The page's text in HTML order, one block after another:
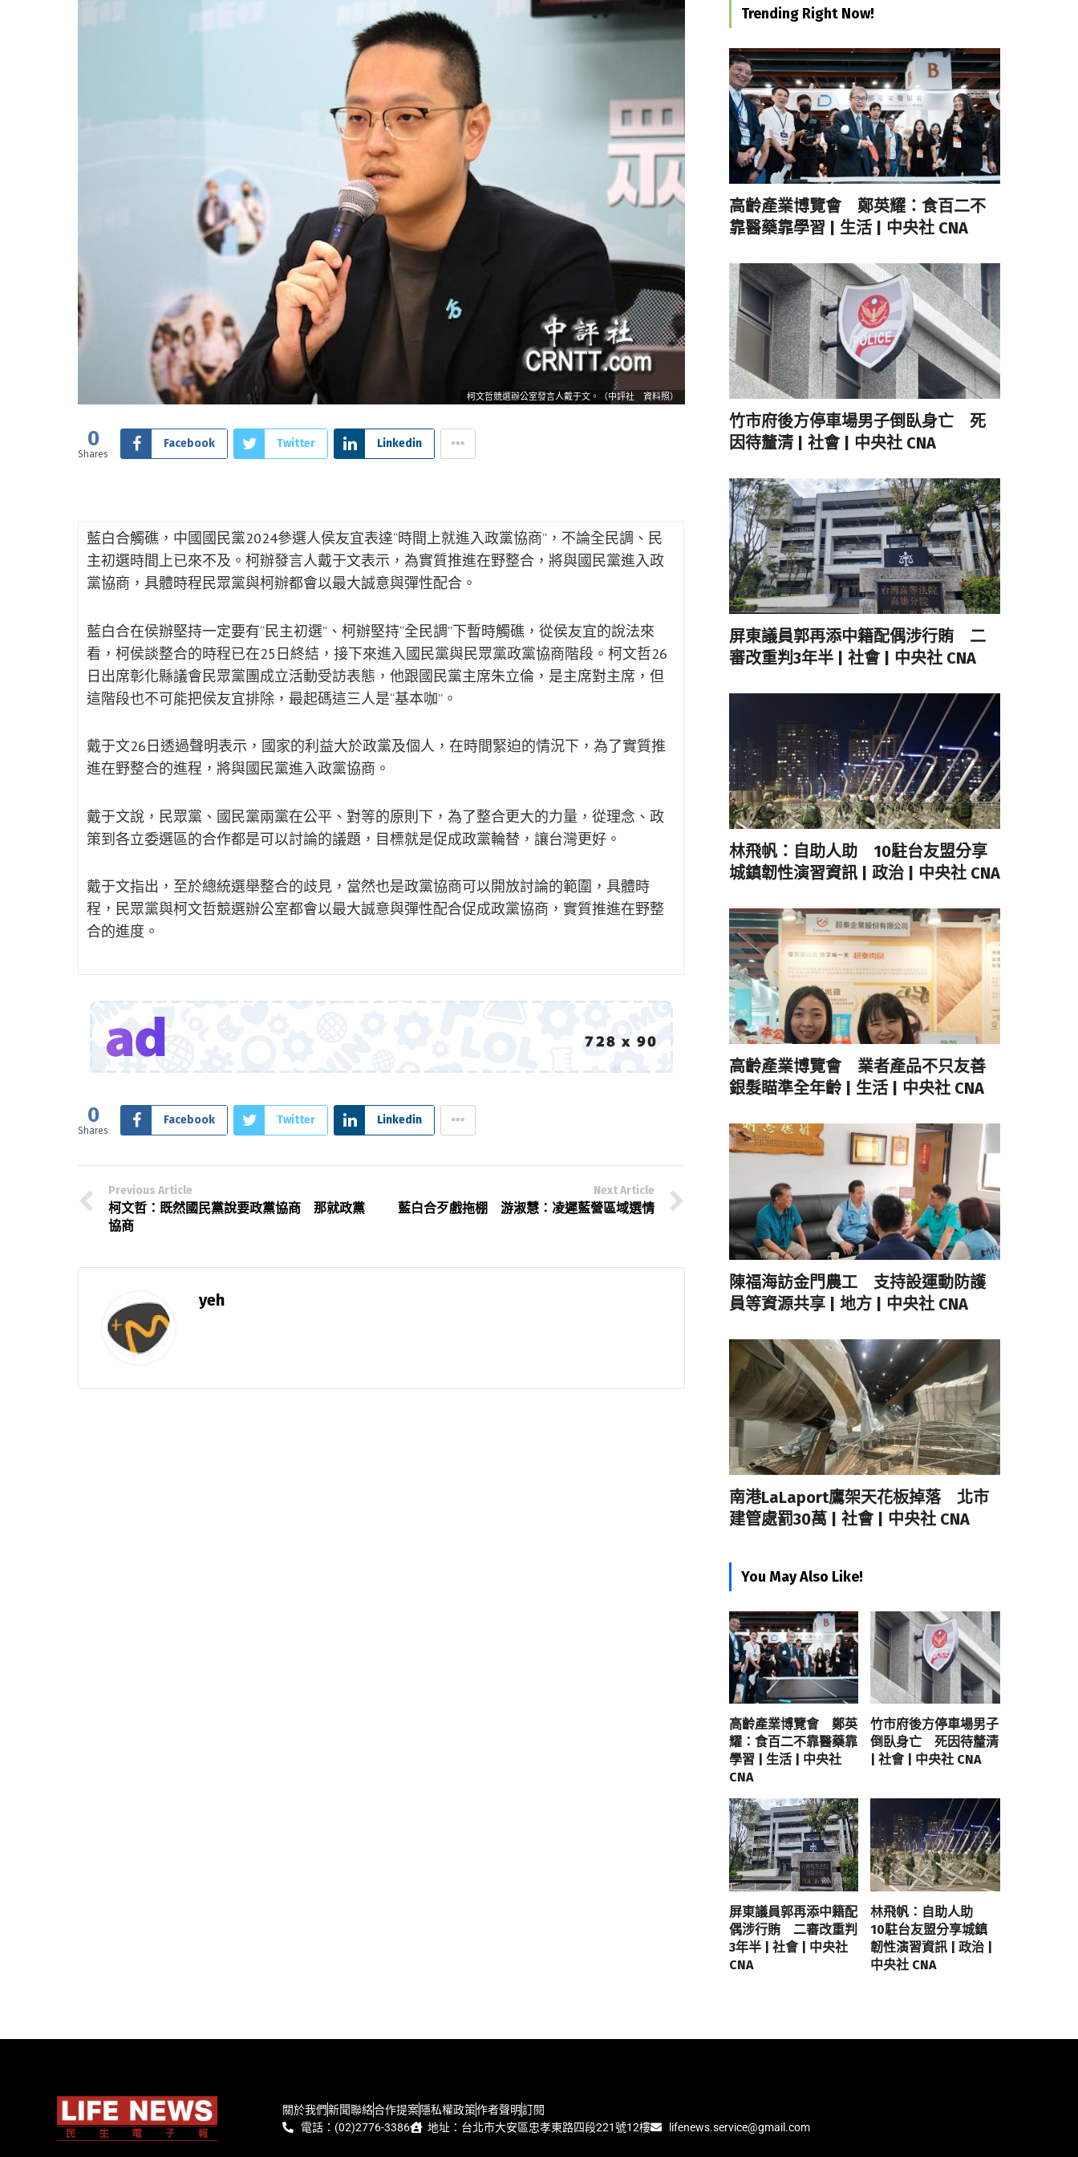
柯文哲競選辦公室發言人戴于文。（中評社 資料照）
0
Shares
Facebook Twitter Linkedin
藍白合觸礁，中國國民黨2024參選人侯友宜表達“時間上就進入政黨協商”，不論全民調、民
主初選時間上已來不及。柯辦發言人戴于文表示，為實質推進在野整合，將與國民黨進入政
黨協商，具體時程民眾黨與柯辦都會以最大誠意與彈性配合。
藍白合在侯辦堅持一定要有“民主初選”、柯辦堅持“全民調”下暫時觸礁，從侯友宜的說法來
看，柯侯談整合的時程已在25日終結，接下來進入國民黨與民眾黨政黨協商階段。柯文哲26
日出席彰化縣議會民眾黨團成立活動受訪表態，他跟國民黨主席朱立倫，是主席對主席，但
這階段也不可能把侯友宜排除，最起碼這三人是“基本咖”。
戴于文26日透過聲明表示，國家的利益大於政黨及個人，在時間緊迫的情況下，為了實質推
進在野整合的進程，將與國民黨進入政黨協商。
戴于文說，民眾黨、國民黨兩黨在公平、對等的原則下，為了整合更大的力量，從理念、政
策到各立委選區的合作都是可以討論的議題，目標就是促成政黨輪替，讓台灣更好。
戴于文指出，至於總統選舉整合的歧見，當然也是政黨協商可以開放討論的範圍，具體時
程，民眾黨與柯文哲競選辦公室都會以最大誠意與彈性配合促成政黨協商，實質推進在野整
合的進度。
0
Shares
Facebook Twitter Linkedin
Previous Article
柯文哲：既然國民黨說要政黨協商 那就政黨
協商
Next Article
藍白合歹戲拖棚 游淑慧：凌遲藍營區域選情
yeh
Trending Right Now!
高齡產業博覽會 鄭英耀：食百二不
靠醫藥靠學習 | 生活 | 中央社 CNA
竹市府後方停車場男子倒臥身亡 死
因待釐清 | 社會 | 中央社 CNA
屏東議員郭再添中籍配偶涉行賄 二
審改重判3年半 | 社會 | 中央社 CNA
林飛帆：自助人助 10駐台友盟分享
城鎮韌性演習資訊 | 政治 | 中央社 CNA
高齡產業博覽會 業者產品不只友善
銀髮瞄準全年齡 | 生活 | 中央社 CNA
陳福海訪金門農工 支持設運動防護
員等資源共享 | 地方 | 中央社 CNA
南港LaLaport鷹架天花板掉落 北市
建管處罰30萬 | 社會 | 中央社 CNA
You May Also Like!
高齡產業博覽會 鄭英
耀：食百二不靠醫藥靠
學習 | 生活 | 中央社
CNA
竹市府後方停車場男子
倒臥身亡 死因待釐清
| 社會 | 中央社 CNA
屏東議員郭再添中籍配
偶涉行賄 二審改重判
3年半 | 社會 | 中央社
CNA
林飛帆：自助人助
10駐台友盟分享城鎮
韌性演習資訊 | 政治 |
中央社 CNA
關於我們新聞聯絡合作提案隱私權政策作者聲明訂閱
電話：(02)2776-3386
地址：台北市大安區忠孝東路四段221號12樓 lifenews.service@gmail.com